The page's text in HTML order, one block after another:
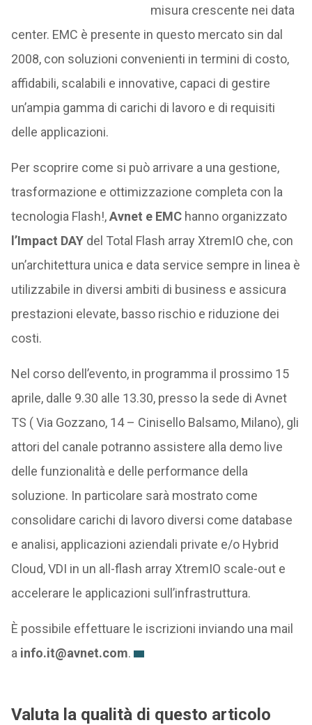
misura crescente nei data
center. EMC è presente in questo mercato sin dal
2008, con soluzioni convenienti in termini di costo,
affidabili, scalabili e innovative, capaci di gestire
un’ampia gamma di carichi di lavoro e di requisiti
delle applicazioni.
Per scoprire come si può arrivare a una gestione,
trasformazione e ottimizzazione completa con la
tecnologia Flash!,Avnet e EMC hanno organizzato
l’Impact DAY del Total Flash array XtremIO che, con
un’architettura unica e data service sempre in linea è
utilizzabile in diversi ambiti di business e assicura
prestazioni elevate, basso rischio e riduzione dei
costi.
Nel corso dell’evento, in programma il prossimo 15
aprile, dalle 9.30 alle 13.30, presso la sede di Avnet
TS ( Via Gozzano, 14 – Cinisello Balsamo, Milano), gli
attori del canale potranno assistere alla demo live
delle funzionalità e delle performance della
soluzione. In particolare sarà mostrato come
consolidare carichi di lavoro diversi come database
e analisi, applicazioni aziendali private e/o Hybrid
Cloud, VDI in un all-flash array XtremIO scale-out e
accelerare le applicazioni sull’infrastruttura.
È possibile effettuare le iscrizioni inviando una mail
a info.it@avnet.com.
Valuta la qualità di questo articolo